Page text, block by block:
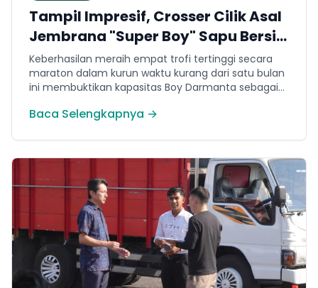
Tampil Impresif, Crosser Cilik Asal
Jembrana "Super Boy" Sapu Bersih
4 Gelar Juara Motocross 50cc di
Jawa
Keberhasilan meraih empat trofi tertinggi secara
maraton dalam kurun waktu kurang dari satu bulan
ini membuktikan kapasitas Boy Darmanta sebagai
dimiliki Jembrana di kancah motocross nasional
Baca Selengkapnya →